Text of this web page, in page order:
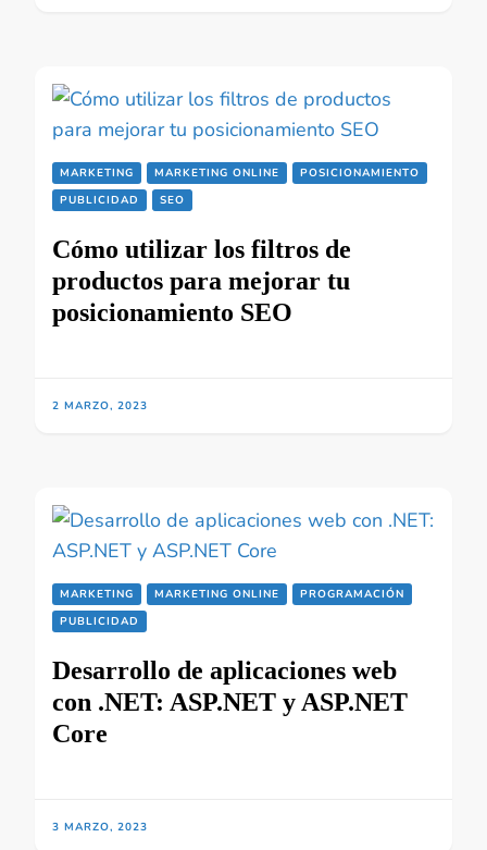
MARKETING MARKETING ONLINE
POSICIONAMIENTO
PUBLICIDAD
SEO
Cómo utilizar los filtros de
productos para mejorar tu
posicionamiento SEO
2 MARZO, 2023
MARKETING MARKETING ONLINE
PROGRAMACIÓN
PUBLICIDAD
Desarrollo de aplicaciones web
con .NET: ASP.NET y ASP.NET
Core
3 MARZO, 2023